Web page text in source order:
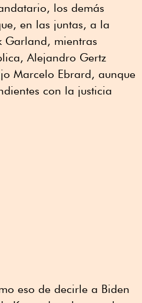
los demás
en las juntas, a la
Garland, mientras
Alejandro Gertz
Marcelo Ebrard, aunque
con la justicia
eso de decirle a Biden